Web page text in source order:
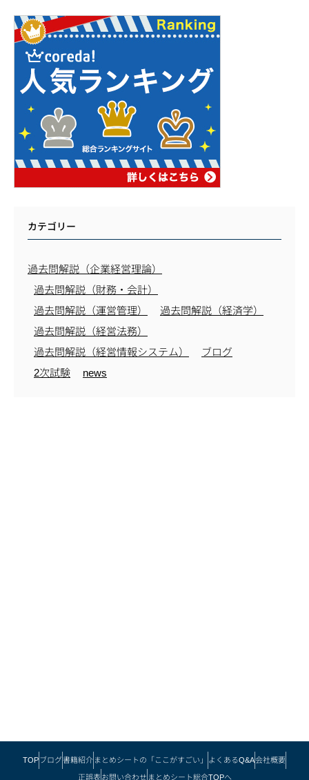
カテゴリー
過去問解説（企業経営理論）
過去問解説（財務・会計）
過去問解説（運営管理）
過去問解説（経済学）
過去問解説（経営法務）
過去問解説（経営情報システム）
ブログ
2次試験
news
TOPブログ書籍紹介 まとめシートの「ここがすごい」 よくあるQ&A会社概要
正誤表 お問い合わせ まとめシート総合TOPへ